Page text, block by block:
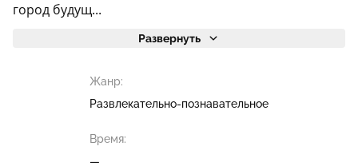
город будущ...
Развернуть
Жанр:
Развлекательно-познавательное
Время:
—